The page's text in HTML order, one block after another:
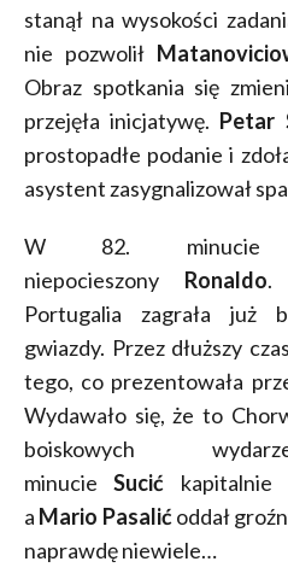
stanął na wysokości
nie pozwolił
Obraz spotkania się
przejęła inicjatywę. Petar
prostopadłe podanie i
asystent zasygnalizował
W 82. minucie
niepocieszony Ronaldo.
Portugalia zagrała już
gwiazdy. Przez dłuższy
tego, co prezentowała
Wydawało się, że to
boiskowych
minucieSucić kapitalnie
a Mario Pasalićoddał
naprawdę niewiele…